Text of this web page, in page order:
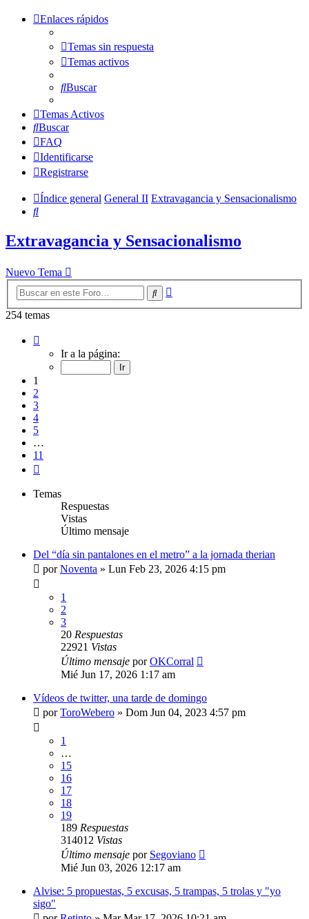
Enlaces rápidos
Temas sin respuesta
Temas activos
Buscar
Temas Activos
Buscar
FAQ
Identificarse
Registrarse
Índice general General II Extravagancia y Sensacionalismo
Buscar
Extravagancia y Sensacionalismo
Nuevo Tema
Buscar
254 temas
Ir a la página:
1
2
3
4
5
…
11
Temas
Respuestas
Vistas
Último mensaje
Del “día sin pantalones en el metro” a la jornada therian
porNoventa » Lun Feb 23, 2026 4:15 pm
1
2
3
20 Respuestas
22921 Vistas
Último mensaje porOKCorral
Mié Jun 17, 2026 1:17 am
Vídeos de twitter, una tarde de domingo
porToroWebero » Dom Jun 04, 2023 4:57 pm
1
…
15
16
17
18
19
189 Respuestas
314012 Vistas
Último mensaje por Segoviano
Mié Jun 03, 2026 12:17 am
Alvise: 5 propuestas, 5 excusas, 5 trampas, 5 trolas y "yo
sigo"